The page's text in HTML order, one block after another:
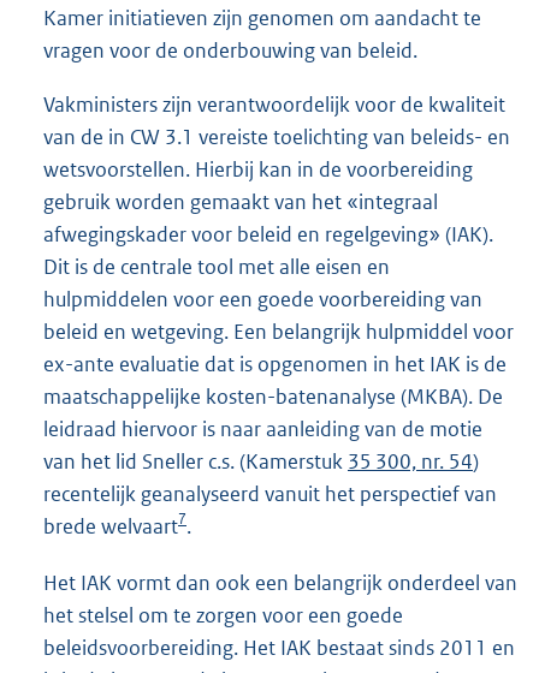
Kamer initiatieven zijn genomen om aandacht te
vragen voor de onderbouwing van beleid.
Vakministers zijn verantwoordelijk voor de kwaliteit
van de in CW 3.1 vereiste toelichting van beleids- en
wetsvoorstellen. Hierbij kan in de voorbereiding
gebruik worden gemaakt van het «integraal
afwegingskader voor beleid en regelgeving» (IAK).
Dit is de centrale tool met alle eisen en
hulpmiddelen voor een goede voorbereiding van
beleid en wetgeving. Een belangrijk hulpmiddel voor
ex-ante evaluatie dat is opgenomen in het IAK is de
maatschappelijke kosten-batenanalyse (MKBA). De
leidraad hiervoor is naar aanleiding van de motie
van het lid Sneller c.s. (Kamerstuk 35 300, nr. 54)
recentelijk geanalyseerd vanuit het perspectief van
brede welvaart7.
Het IAK vormt dan ook een belangrijk onderdeel van
het stelsel om te zorgen voor een goede
beleidsvoorbereiding. Het IAK bestaat sinds 2011 en